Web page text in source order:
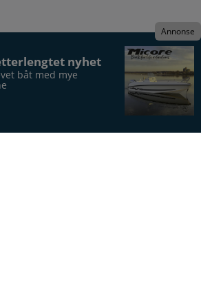
nyhet
båt med mye
Annonse